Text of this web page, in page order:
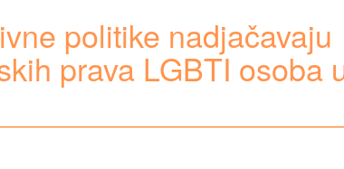
politike nadjačavaju
prava LGBTI osoba